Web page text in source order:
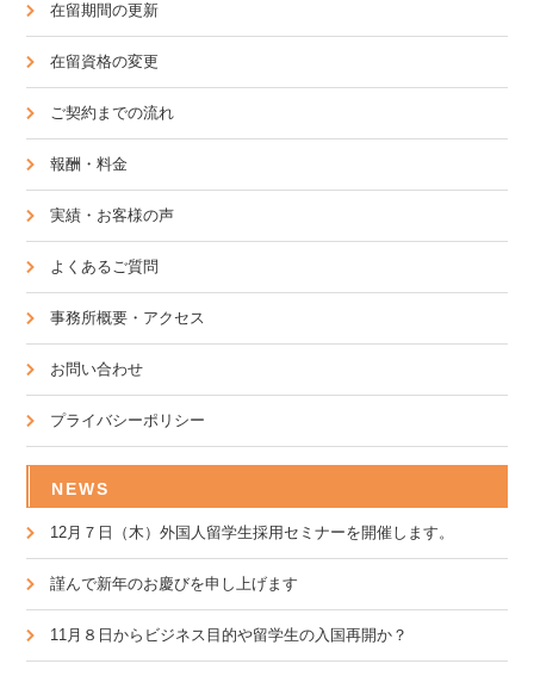
在留期間の更新
在留資格の変更
ご契約までの流れ
報酬・料金
実績・お客様の声
よくあるご質問
事務所概要・アクセス
お問い合わせ
プライバシーポリシー
NEWS
12月７日（木）外国人留学生採用セミナーを開催します。
謹んで新年のお慶びを申し上げます
11月８日からビジネス目的や留学生の入国再開か？